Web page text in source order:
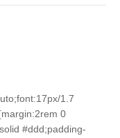
1.7
0
#ddd;padding-